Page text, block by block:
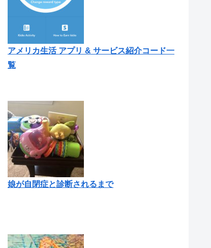
アメリカ生活 アプリ & サービス紹介コード一
覧
娘が自閉症と診断されるまで